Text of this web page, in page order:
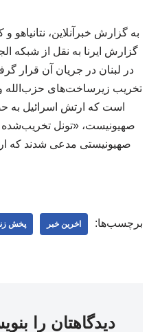
به گزارش خبرآنلاین،
گزارش ایرنا به نقل از شبکه
در لبنان در جریان آن قرار
تخریب زیرساخت‌های حزب‌الله و
است که ارتش اسرائیل به
صهیونیست، «تونل
صهیونیستی مدعی شدند که
برچسب‌ها: اخرین خبر پخش
دیدگاهتان را